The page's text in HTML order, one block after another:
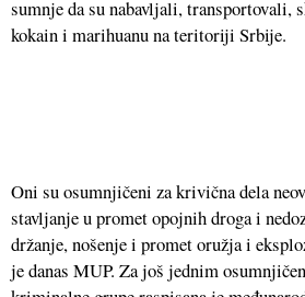
sumnje da su nabavljali,
kokain i marihuanu na teritoriji Srbije.
Oni su osumnjičeni za krivična dela
stavljanje u promet opojnih droga i
držanje, nošenje i promet oružja i
je danas MUP. Za još jednim